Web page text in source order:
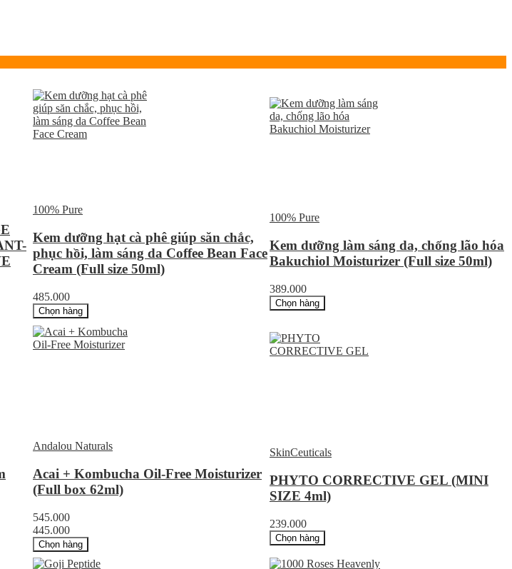
100% Pure
Kem dưỡng hạt cà phê giúp săn chắc,
phục hồi, làm sáng da Coffee Bean Face
Cream (Full size 50ml)
485.000
Chọn hàng
100% Pure
Kem dưỡng làm sáng da, chống lão hóa
Bakuchiol Moisturizer (Full size 50ml)
389.000
Chọn hàng
Andalou Naturals
Acai + Kombucha Oil-Free Moisturizer
(Full box 62ml)
545.000
445.000
Chọn hàng
SkinCeuticals
PHYTO CORRECTIVE GEL (MINI
SIZE 4ml)
239.000
Chọn hàng